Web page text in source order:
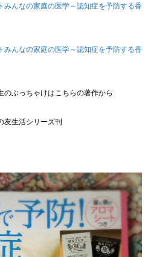
みんなの家庭の医学～認知症を予防する香
みんなの家庭の医学～認知症を予防する香
ぶっちゃけはこちらの著作から
友生活シリーズ刊